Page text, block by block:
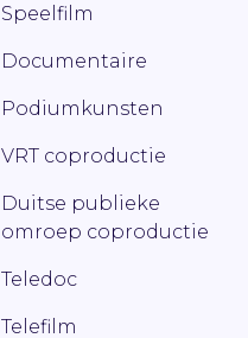
Speelfilm
Documentaire
Podiumkunsten
VRT coproductie
Duitse publieke
omroep coproductie
Teledoc
Telefilm